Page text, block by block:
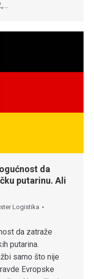
da
putarinu. Ali
Logistika
da zatraže
putarina.
samo što nije
Evropske